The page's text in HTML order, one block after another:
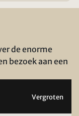
de enorme
bezoek aan een
Vergroten